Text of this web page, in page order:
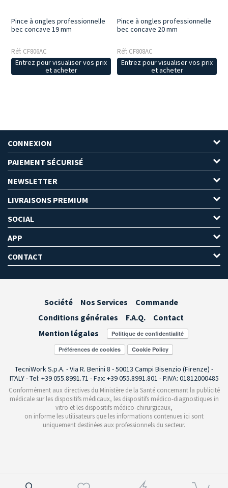
Pince à ongles professionnelle
bec concave 19 mm
Réf: CF806AC
Entrez pour visualiser vos prix
et acheter
Pince à ongles professionnelle
bec concave 20 mm
Réf: CF808AC
Entrez pour visualiser vos prix
et acheter
CONNEXION
PAIEMENT SÉCURISÉ
NEWSLETTER
LIVRAISONS PREMIUM
SOCIAL
APP
CONTACT
Société Nos Services
Commande
Conditions générales
F.A.Q.
Contact
Mention légales
Préférences de cookies
TecniWork S.p.A. - Via R. Benini 8 - 50013 Campi Bisenzio (Firenze) -
ITALY - Tel: +39 055.8991.71 - Fax: +39 055.8991.801 - P.IVA: 01812000485
Conformément aux directives du Ministère de la Santé concernant la publicité
médicale sur les dispositifs médicaux, les dispositifs médico-diagnostiques in
vitro et les dispositifs médico-chirurgicaux,
on informe les utilisateurs que les informations contenues ici sont
uniquement destinées aux professionnels du secteur.